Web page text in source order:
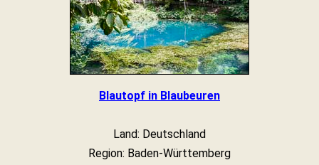
Blautopf in Blaubeuren
Land: Deutschland
Region: Baden-Württemberg